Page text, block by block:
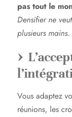
pas tout le
Densifier ne
plusieurs mains.
Vous adaptez
réunions, les